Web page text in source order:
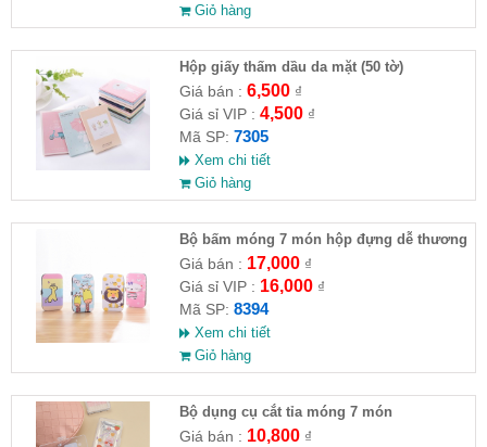
Giỏ hàng
Hộp giấy thấm dầu da mặt (50 tờ)
Giá bán : 6,500₫
Giá sỉ VIP : 4,500₫
Mã SP: 7305
Xem chi tiết
Giỏ hàng
Bộ bấm móng 7 món hộp đựng dễ thương
Giá bán : 17,000₫
Giá sỉ VIP : 16,000₫
Mã SP: 8394
Xem chi tiết
Giỏ hàng
Bộ dụng cụ cắt tỉa móng 7 món
Giá bán : 10,800₫